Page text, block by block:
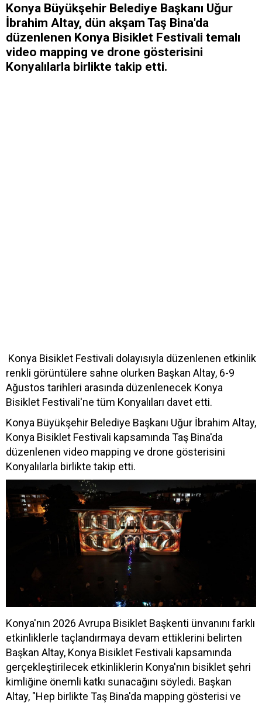
Konya Büyükşehir Belediye Başkanı Uğur
İbrahim Altay, dün akşam Taş Bina'da
düzenlenen Konya Bisiklet Festivali temalı
video mapping ve drone gösterisini
Konyalılarla birlikte takip etti.
Konya Bisiklet Festivali dolayısıyla düzenlenen etkinlik
renkli görüntülere sahne olurken Başkan Altay, 6-9
Ağustos tarihleri arasında düzenlenecek Konya
Bisiklet Festivali'ne tüm Konyalıları davet etti.
Konya Büyükşehir Belediye Başkanı Uğur İbrahim Altay,
Konya Bisiklet Festivali kapsamında Taş Bina'da
düzenlenen video mapping ve drone gösterisini
Konyalılarla birlikte takip etti.
Konya'nın 2026 Avrupa Bisiklet Başkenti ünvanını farklı
etkinliklerle taçlandırmaya devam ettiklerini belirten
Başkan Altay, Konya Bisiklet Festivali kapsamında
gerçekleştirilecek etkinliklerin Konya'nın bisiklet şehri
kimliğine önemli katkı sunacağını söyledi. Başkan
Altay, "Hep birlikte Taş Bina'da mapping gösterisi ve